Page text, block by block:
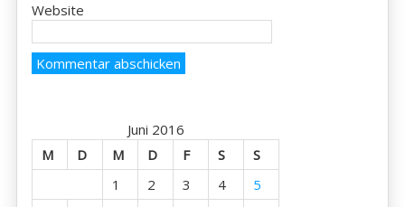
Website
Juni 2016
M
D M D F S
S
1
2 3 4
5